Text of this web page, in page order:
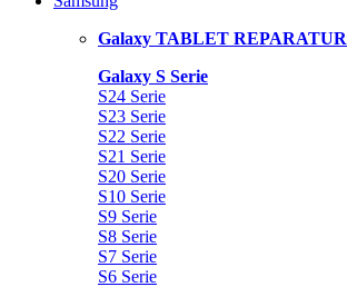
Galaxy TABLET REPARATUR
Galaxy S Serie
S24 Serie
S23 Serie
S22 Serie
S21 Serie
S20 Serie
S10 Serie
S9 Serie
S8 Serie
S7 Serie
S6 Serie